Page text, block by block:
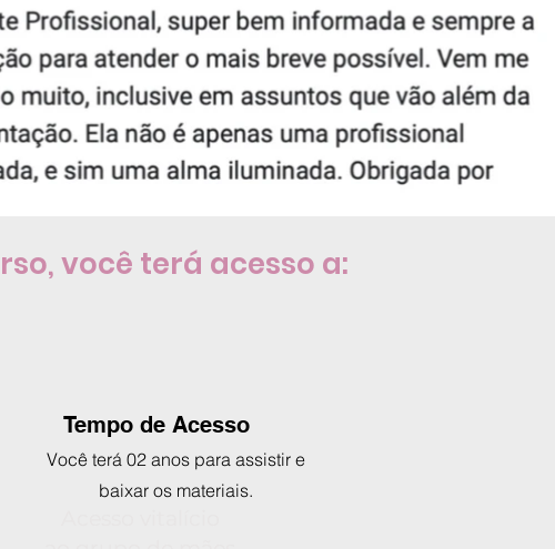
você terá acesso a:
Tempo de Acesso
Você terá 02 anos para assistir e
baixar os materiais.